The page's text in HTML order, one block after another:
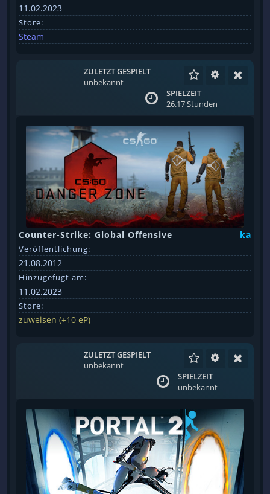
11.02.2023
Store:
Steam
ZULETZT GESPIELT
unbekannt
SPIELZEIT
26.17 Stunden
Counter-Strike: Global Offensive ka
Veröffentlichung:
21.08.2012
Hinzugefügt am:
11.02.2023
Store:
zuweisen (+10 eP)
ZULETZT GESPIELT
unbekannt
SPIELZEIT
unbekannt